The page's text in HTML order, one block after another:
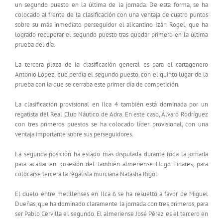
un segundo puesto en la última de la jornada. De esta forma, se ha
colocado al frente de la clasificación con una ventaja de cuatro puntos
sobre su más inmediato perseguidor el alicantino Izán Rogel, que ha
logrado recuperar el segundo puesto tras quedar primero en la última
prueba del día.
La tercera plaza de la clasificación general es para el cartagenero
Antonio López, que perdía el segundo puesto, con el quinto lugar de la
prueba con la que se cerraba este primer día de competición.
La clasificación provisional en Ilca 4 también está dominada por un
regatista del Real Club Náutico de Adra. En este caso, Álvaro Rodríguez
con tres primeros puestos se ha colocado líder provisional, con una
ventaja importante sobre sus perseguidores.
La segunda posición ha estado más disputada durante toda la jornada
para acabar en posesión del también almeriense Hugo Linares, para
colocarse tercera la regatista murciana Natasha Rigol.
El duelo entre melillenses en Ilca 6 se ha resuelto a favor de Miguel
Dueñas, que ha dominado claramente la jornada con tres primeros, para
ser Pablo Cervilla el segundo. El almeriense José Pérez es el tercero en